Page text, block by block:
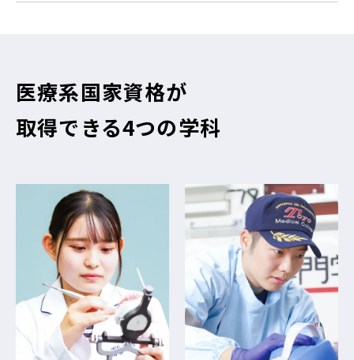
医療系国家資格が
取得できる4つの学科